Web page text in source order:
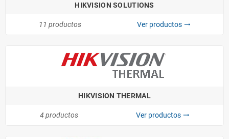
HIKVISION SOLUTIONS
11 productos Ver productos trending_flat
HIKVISION THERMAL
4 productos Ver productos trending_flat